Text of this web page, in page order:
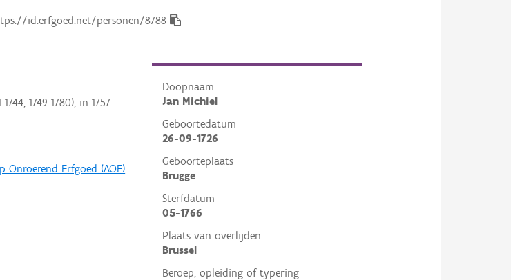
id.erfgoed.net/personen/8788
Doopnaam
Jan Michiel
Geboortedatum
26-09-1726
Geboorteplaats
Brugge
Sterfdatum
05-1766
Plaats van overlijden
Brussel
Beroep, opleiding of typering
1749-1780), in 1757
Onroerend Erfgoed (AOE)